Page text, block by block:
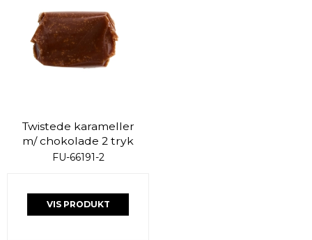
Twistede karameller
m/ chokolade 2 tryk
FU-66191-2
VIS PRODUKT